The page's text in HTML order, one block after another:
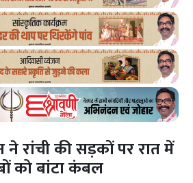
रांची की सड़कों पर रात में
को बांटा कंबल